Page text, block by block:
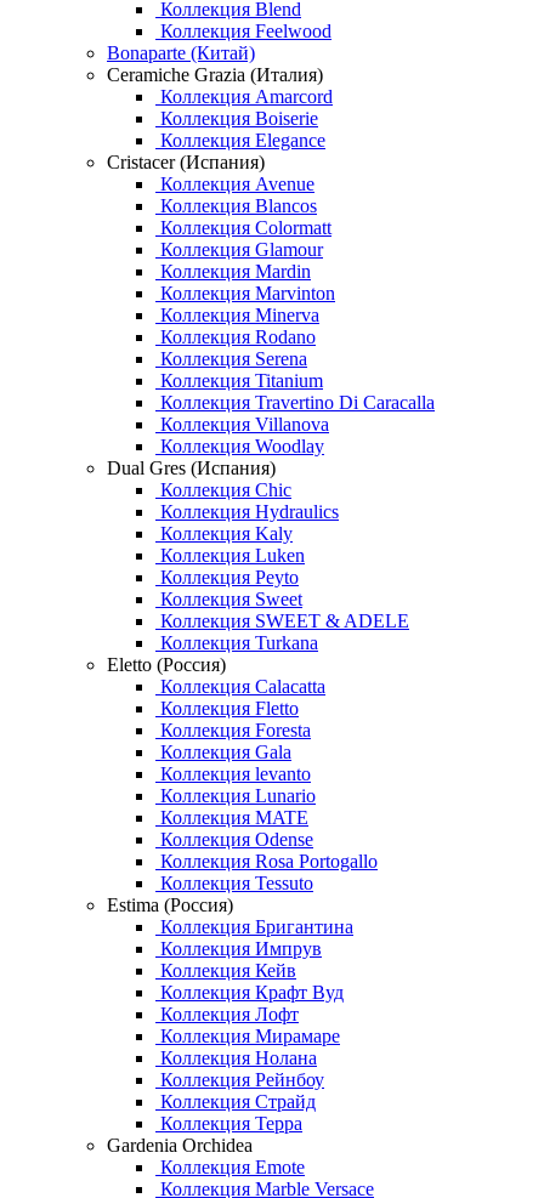
Коллекция Blend
Коллекция Feelwood
Bonaparte (Китай)
Ceramiche Grazia (Италия)
Коллекция Amarcord
Коллекция Boiserie
Коллекция Elegance
Cristacer (Испания)
Коллекция Avenue
Коллекция Blancos
Коллекция Colormatt
Коллекция Glamour
Коллекция Mardin
Коллекция Marvinton
Коллекция Minerva
Коллекция Rodano
Коллекция Serena
Коллекция Titanium
Коллекция Travertino Di Caracalla
Коллекция Villanova
Коллекция Woodlay
Dual Gres (Испания)
Коллекция Chic
Коллекция Hydraulics
Коллекция Kaly
Коллекция Luken
Коллекция Peyto
Коллекция Sweet
Коллекция SWEET & ADELE
Коллекция Turkana
Eletto (Россия)
Коллекция Calacatta
Коллекция Fletto
Коллекция Foresta
Коллекция Gala
Коллекция levanto
Коллекция Lunario
Коллекция MATE
Коллекция Odense
Коллекция Rosa Portogallo
Коллекция Tessuto
Estima (Россия)
Коллекция Бригантина
Коллекция Импрув
Коллекция Кейв
Коллекция Крафт Вуд
Коллекция Лофт
Коллекция Мирамаре
Коллекция Нолана
Коллекция Рейнбоу
Коллекция Страйд
Коллекция Терра
Gardenia Orchidea
Коллекция Emote
Коллекция Marble Versace